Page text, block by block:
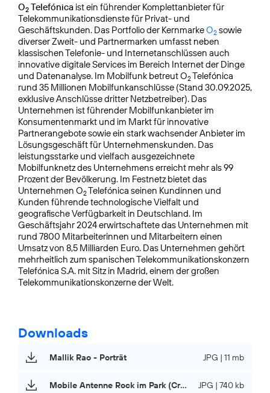
O2 Telefónica ist ein führender Komplettanbieter für
Telekommunikationsdienste für Privat- und
Geschäftskunden. Das Portfolio der KernmarkeO2 sowie
diverser Zweit- und Partnermarken umfasst neben
klassischen Telefonie- und Internetanschlüssen auch
innovative digitale Services im Bereich Internet der Dinge
und Datenanalyse. Im Mobilfunk betreut O2Telefónica
rund 35 Millionen Mobilfunkanschlüsse (Stand 30.09.2025,
exklusive Anschlüsse dritter Netzbetreiber). Das
Unternehmen ist führender Mobilfunkanbieter im
Konsumentenmarkt und im Markt für innovative
Partnerangebote sowie ein stark wachsender Anbieter im
Lösungsgeschäft für Unternehmens­kunden. Das
leistungsstarke und vielfach ausgezeichnete
Mobilfunknetz des Unternehmens erreicht mehr als 99
Prozent der Bevölkerung. Im Festnetz bietet das
Unternehmen O2Telefónica seinen Kundinnen und
Kunden führende technologische Vielfalt und
geografische Verfügbarkeit in Deutschland. Im
Geschäftsjahr 2024 erwirtschaftete das Unternehmen mit
rund 7800 Mitarbeiterinnen und Mitarbeitern einen
Umsatz von 8,5 Milliarden Euro. Das Unternehmen gehört
mehrheitlich zum spanischen Telekommunikationskonzern
Telefónica S.A. mit Sitz in Madrid, einem der großen
Telekommunikationskonzerne der Welt.
Downloads
Mallik Rao - Porträt JPG | 11 mb
Mobile Antenne Rock im Park (Credits: O 2 Telefónica)
JPG | 740 kb